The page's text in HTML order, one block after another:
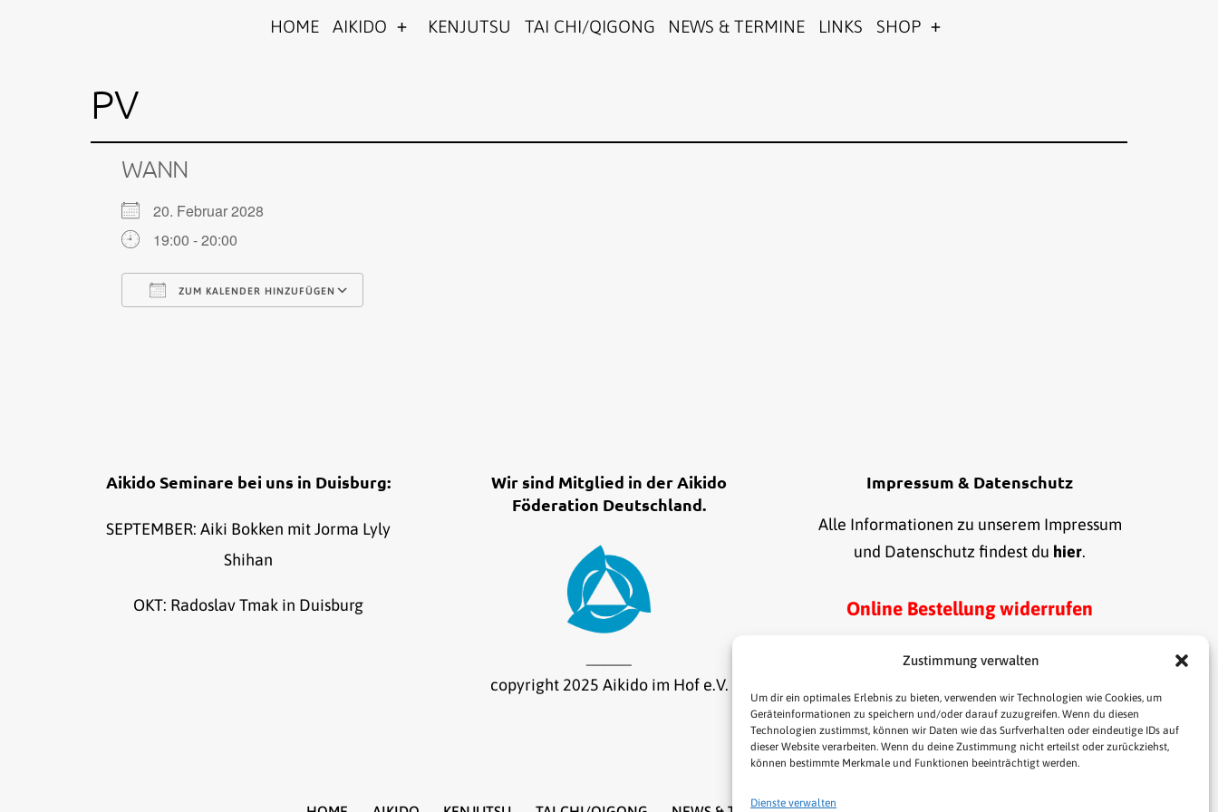
Zustimmung verwalten
Um dir ein optimales Erlebnis zu bieten, verwenden wir Technologien wie Cookies, um
Geräteinformationen zu speichern und/oder darauf zuzugreifen. Wenn du diesen
Technologien zustimmst, können wir Daten wie das Surfverhalten oder eindeutige IDs auf
dieser Website verarbeiten. Wenn du deine Zustimmung nicht erteilst oder zurückziehst,
können bestimmte Merkmale und Funktionen beeinträchtigt werden.
Dienste verwalten
HOME AIKIDO
Menü
KENJUTSU TAI CHI/QIGONG NEWS & TERMINE LINKS SHOP
Menü
PV
WANN
20. Februar 2028
19:00 - 20:00
ZUM KALENDER HINZUFÜGEN
Aikido Seminare bei uns in Duisburg:
SEPTEMBER: Aiki Bokken mit Jorma Lyly
Shihan
OKT: Radoslav Tmak in Duisburg
Wir sind Mitglied in der Aikido
Föderation Deutschland.
copyright 2025 Aikido im Hof e.V.
Impressum & Datenschutz
Alle Informationen zu unserem Impressum
und Datenschutz findest du hier.
Online Bestellung widerrufen